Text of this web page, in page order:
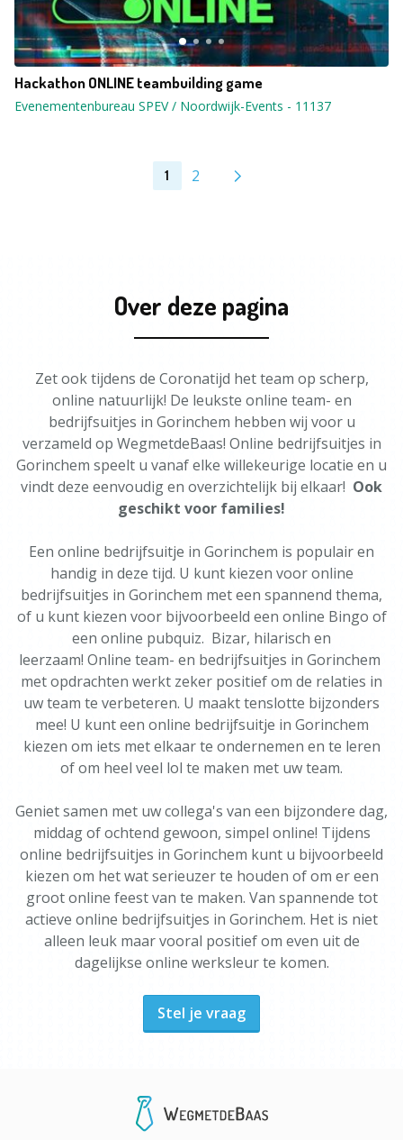
Hackathon ONLINE teambuilding game
Evenementenbureau SPEV / Noordwijk-Events - 11137
1 2
Over deze pagina
Zet ook tijdens de Coronatijd het team op scherp,
online natuurlijk! De leukste online team- en
bedrijfsuitjes in Gorinchem hebben wij voor u
verzameld op WegmetdeBaas! Online bedrijfsuitjes in
Gorinchem speelt u vanaf elke willekeurige locatie en u
vindt deze eenvoudig en overzichtelijk bij elkaar! Ook
geschikt voor families!
Een online bedrijfsuitje in Gorinchem is populair en
handig in deze tijd. U kunt kiezen voor online
bedrijfsuitjes in Gorinchem met een spannend thema,
of u kunt kiezen voor bijvoorbeeld een online Bingo of
een online pubquiz. Bizar, hilarisch en
leerzaam! Online team- en bedrijfsuitjes in Gorinchem
met opdrachten werkt zeker positief om de relaties in
uw team te verbeteren. U maakt tenslotte bijzonders
mee! U kunt een online bedrijfsuitje in Gorinchem
kiezen om iets met elkaar te ondernemen en te leren
of om heel veel lol te maken met uw team.
Geniet samen met uw collega's van een bijzondere dag,
middag of ochtend gewoon, simpel online! Tijdens
online bedrijfsuitjes in Gorinchem kunt u bijvoorbeeld
kiezen om het wat serieuzer te houden of om er een
groot online feest van te maken. Van spannende tot
actieve online bedrijfsuitjes in Gorinchem. Het is niet
alleen leuk maar vooral positief om even uit de
dagelijkse online werksleur te komen.
Stel je vraag